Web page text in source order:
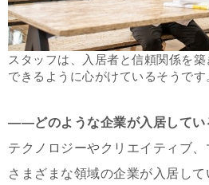
スタッフは、入居者と信頼関係を
できるように心がけているそうです
――どのような企業が入居してい
テクノロジーやクリエイティブ、
さまざまな領域の企業が入居し